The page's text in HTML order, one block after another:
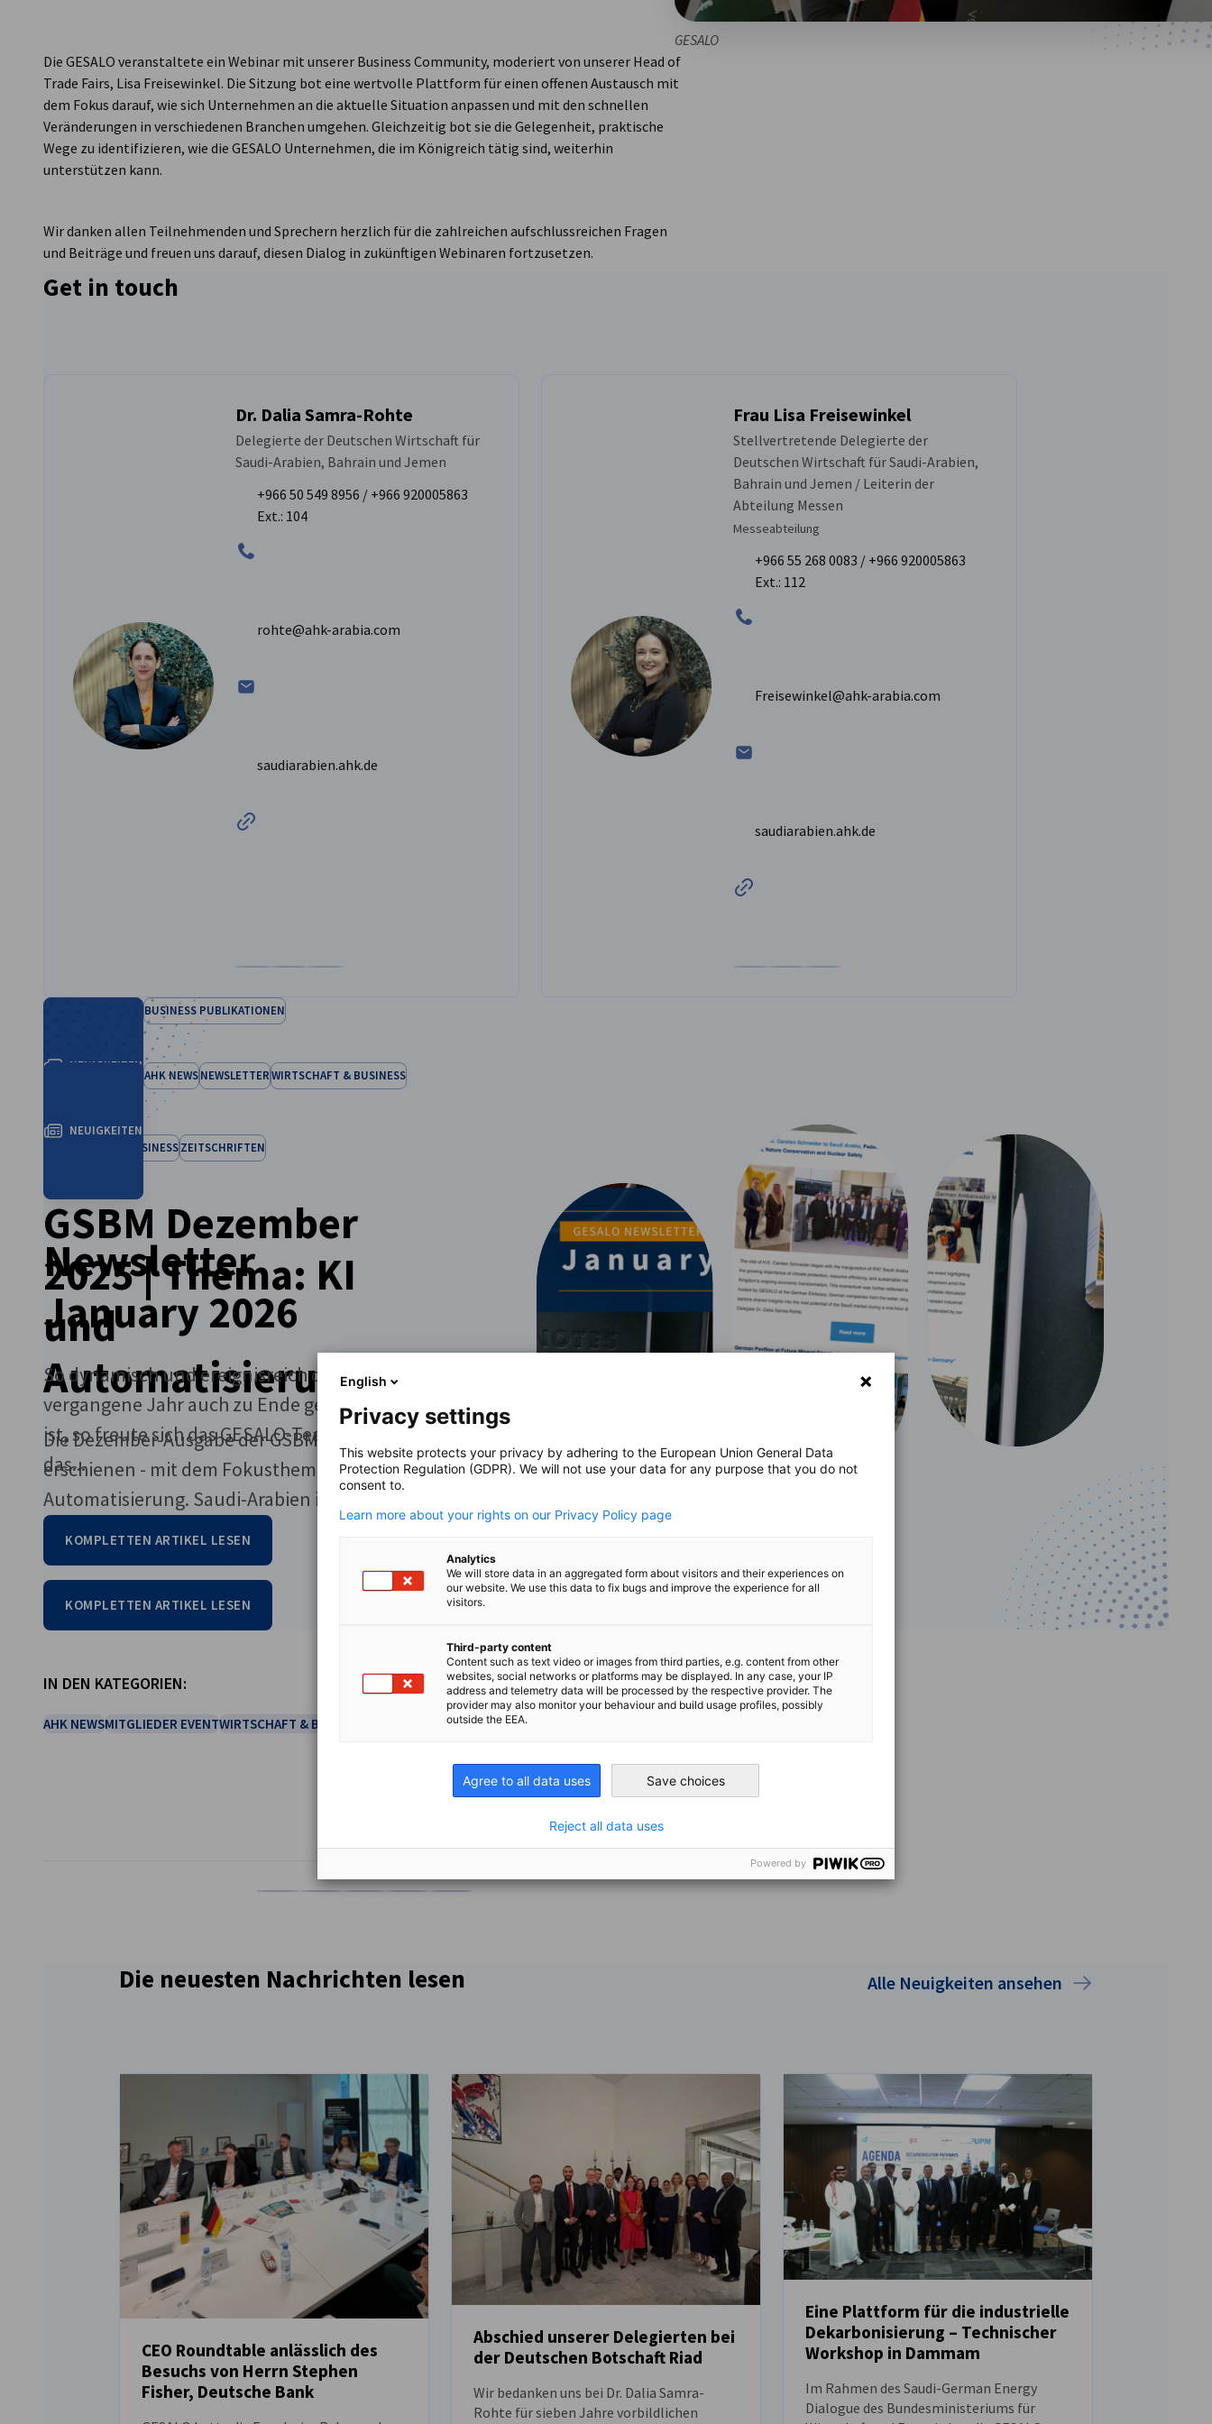
GESALO
Die GESALO veranstaltete ein Webinar mit unserer Business Community, moderiert von unserer Head of
Trade Fairs, Lisa Freisewinkel. Die Sitzung bot eine wertvolle Plattform für einen offenen Austausch mit
dem Fokus darauf, wie sich Unternehmen an die aktuelle Situation anpassen und mit den schnellen
Veränderungen in verschiedenen Branchen umgehen. Gleichzeitig bot sie die Gelegenheit, praktische
Wege zu identifizieren, wie die GESALO Unternehmen, die im Königreich tätig sind, weiterhin
unterstützen kann.
Wir danken allen Teilnehmenden und Sprechern herzlich für die zahlreichen aufschlussreichen Fragen
und Beiträge und freuen uns darauf, diesen Dialog in zukünftigen Webinaren fortzusetzen.
Get in touch
Dr. Dalia Samra-Rohte
Delegierte der Deutschen Wirtschaft für
Saudi-Arabien, Bahrain und Jemen
+966 50 549 8956 / +966 920005863
Ext.: 104
rohte@ahk-arabia.com
saudiarabien.ahk.de
Frau Lisa Freisewinkel
Stellvertretende Delegierte der
Deutschen Wirtschaft für Saudi-Arabien,
Bahrain und Jemen / Leiterin der
Abteilung Messen
Messeabteilung
+966 55 268 0083 / +966 920005863
Ext.: 112
Freisewinkel@ahk-arabia.com
saudiarabien.ahk.de
NEUIGKEITEN
BUSINESS PUBLIKATIONEN
WIRTSCHAFT & BUSINESSZEITSCHRIFTEN
GSBM Dezember
2025 | Thema: KI
und
Automatisierung
Die Dezember-Ausgabe der GSBM ist
erschienen - mit dem Fokusthema KI und
Automatisierung. Saudi-Arabien investiert
im...
KOMPLETTEN ARTIKEL LESEN
NEUIGKEITEN
AHK NEWSNEWSLETTERWIRTSCHAFT & BUSINESS
Newsletter
January 2026
So dynamisch und ereignisreich das
vergangene Jahr auch zu Ende gegangen
ist, so freute sich das GESALO-Team darauf,
das...
KOMPLETTEN ARTIKEL LESEN
IN DEN KATEGORIEN:
AHK NEWSMITGLIEDER EVENTWIRTSCHAFT & BUSINESS
Die neuesten Nachrichten lesen Alle Neuigkeiten ansehen
NEUIGKEITEN
CEO Roundtable anlässlich des
Besuchs von Herrn Stephen
Fisher, Deutsche Bank
Abschied unserer Delegierten bei
der Deutschen Botschaft Riad
Wir bedanken uns bei Dr. Dalia Samra-
Rohte für sieben Jahre vorbildlichen
NEUIGKEITEN
Eine Plattform für die industrielle
Dekarbonisierung – Technischer
Workshop in Dammam
Im Rahmen des Saudi-German Energy
Dialogue des Bundesministeriums für
English
Privacy settings
This website protects your privacy by adhering to the European Union General Data
Protection Regulation (GDPR). We will not use your data for any purpose that you do not
consent to.
Learn more about your rights on our Privacy Policy page
Analytics
We will store data in an aggregated form about visitors and their experiences on
our website. We use this data to fix bugs and improve the experience for all
visitors.
Third-party content
Content such as text video or images from third parties, e.g. content from other
websites, social networks or platforms may be displayed. In any case, your IP
address and telemetry data will be processed by the respective provider. The
provider may also monitor your behaviour and build usage profiles, possibly
outside the EEA.
Agree to all data uses Save choices
Reject all data uses
Powered by